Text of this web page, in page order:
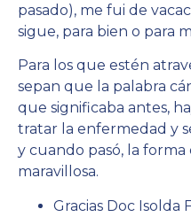
pasado), me fui de
sigue, para bien o para
Para los que estén
sepan que la palabra
que significaba antes,
tratar la enfermedad y
y cuando pasó, la forma
maravillosa.
Gracias Doc